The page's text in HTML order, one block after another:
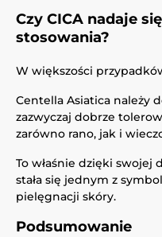
Czy CICA nadaje
stosowania?
W większości
Centella Asiatica należy
zazwyczaj dobrze
zarówno rano, jak i
To właśnie dzięki
stała się jednym z
pielęgnacji skóry.
Podsumowanie